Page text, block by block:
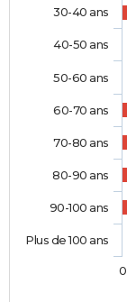
30-40 ans
40-50 ans
50-60 ans
60-70 ans
70-80 ans
80-90 ans
90-100 ans
Plus de 100 ans
0